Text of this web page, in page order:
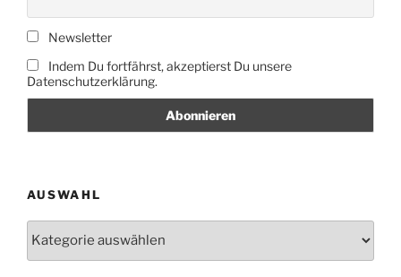
Newsletter
Indem Du fortfährst, akzeptierst Du unsere
Datenschutzerklärung.
AUSWAHL